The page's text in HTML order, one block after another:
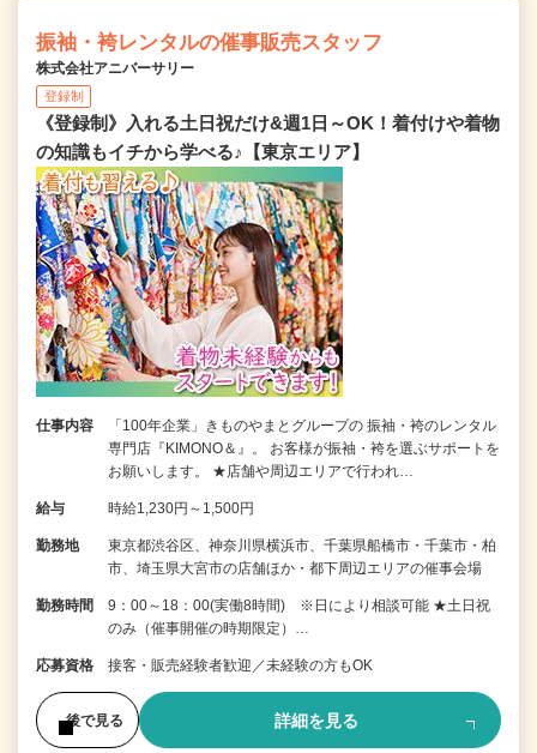
振袖・袴レンタルの催事販売スタッフ
株式会社アニバーサリー
登録制
《登録制》入れる土日祝だけ&週1日～OK！着付けや着物
の知識もイチから学べる♪【東京エリア】
仕事内容
「100年企業」きものやまとグループの 振袖・袴のレンタル
専門店『KIMONO＆』。 お客様が振袖・袴を選ぶサポートを
お願いします。 ★店舗や周辺エリアで行われ…
給与 時給1,230円～1,500円
勤務地
東京都渋谷区、神奈川県横浜市、千葉県船橋市・千葉市・柏
市、埼玉県大宮市の店舗ほか・都下周辺エリアの催事会場
勤務時間
9：00～18：00(実働8時間) ※日により相談可能 ★土日祝
のみ（催事開催の時期限定）…
応募資格 接客・販売経験者歓迎／未経験の方もOK
後で見る 詳細を見る